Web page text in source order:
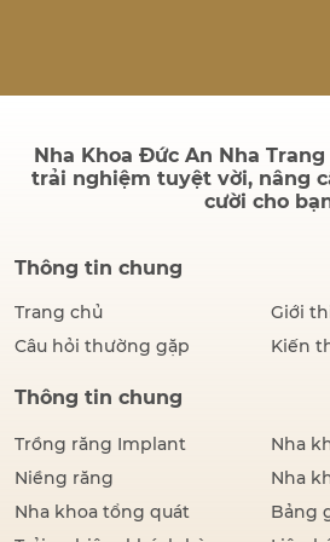
Nha Khoa Đức An Nha
trải nghiệm tuyệt vời, nâng
cười cho
Thông tin chung
Trang chủ
Giới
Câu hỏi thường gặp
Kiến
Thông tin chung
Trồng răng Implant
Nha
Niềng răng
Nha
Nha khoa tổng quát
Bảng